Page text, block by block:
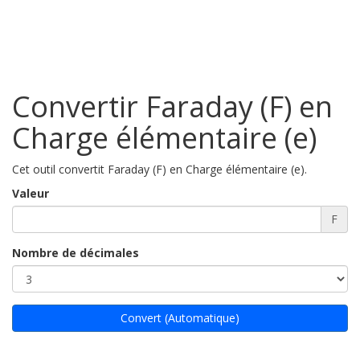
Convertir Faraday (F) en
Charge élémentaire (e)
Cet outil convertit Faraday (F) en Charge élémentaire (e).
Valeur
F
Nombre de décimales
Convert (Automatique)